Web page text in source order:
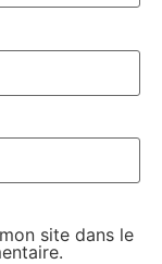
site dans le